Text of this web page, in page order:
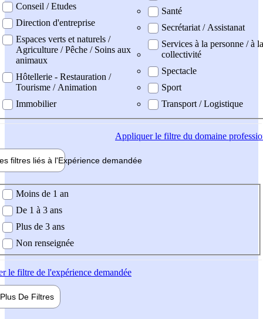
Conseil / Etudes
Direction d'entreprise
Espaces verts et naturels /
Agriculture / Pêche / Soins aux
animaux
Hôtellerie - Restauration /
Tourisme / Animation
Immobilier
Santé
Secrétariat / Assistanat
Services à la personne / à la
collectivité
Spectacle
Sport
Transport / Logistique
Appliquerle filtre du domaine
filtres liés à l'Expérience demandée
demandée
Moins de 1 an
De 1 à 3 ans
Plus de 3 ans
Non renseignée
le filtre de l'expérience demandée
Plus De Filtres